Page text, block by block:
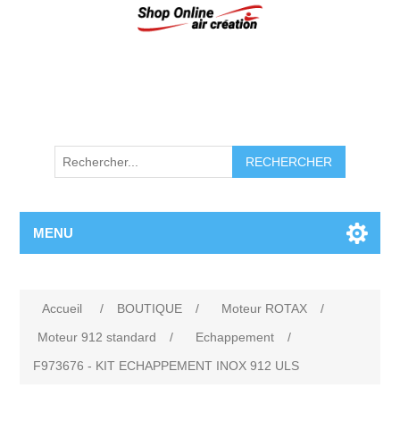
RECHERCHER
MENU
Accueil / BOUTIQUE / Moteur ROTAX
/
Moteur 912 standard
/ Echappement
/
F973676 - KIT ECHAPPEMENT INOX 912 ULS